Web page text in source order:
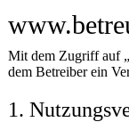
Mit dem Zugriff auf
dem Betreiber ein
1.